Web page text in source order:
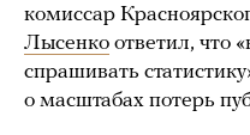
комиссар
Лысенко ответил, что
спрашивать
о масштабах потерь